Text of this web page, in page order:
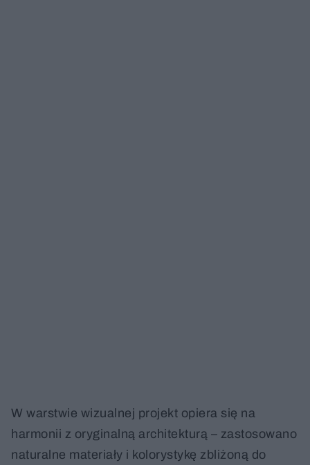
W warstwie wizualnej projekt opiera się na
harmonii z oryginalną architekturą – zastosowano
naturalne materiały i kolorystykę zbliżoną do